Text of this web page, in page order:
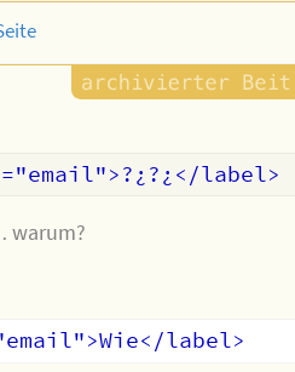
warum?